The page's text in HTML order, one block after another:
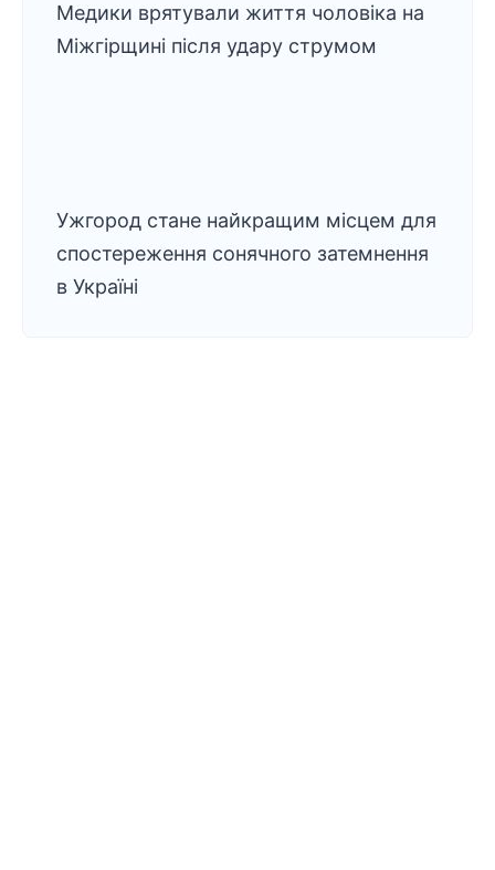
Медики врятували життя чоловіка на
Міжгірщині після удару струмом
Ужгород стане найкращим місцем для
спостереження сонячного затемнення
в Україні